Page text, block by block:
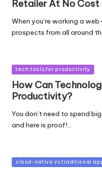
Retailer At No Cost
When you’re working a
prospects from all around
Posted
tech tools for productivity
How Can
Productivity?
You don’t need to spend
and here is proof!…
Posted
cloud-native vs traditional